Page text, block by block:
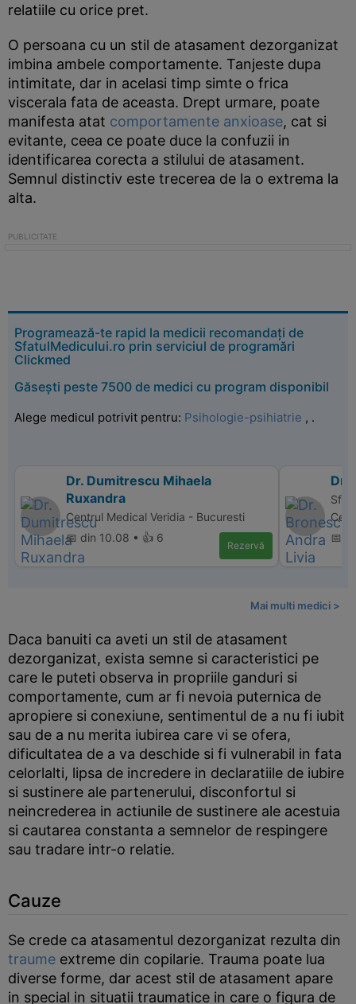
relatiile cu orice pret.
O persoana cu un stil de atasament dezorganizat
imbina ambele comportamente. Tanjeste dupa
intimitate, dar in acelasi timp simte o frica
viscerala fata de aceasta. Drept urmare, poate
manifesta atat comportamente anxioase, cat si
evitante, ceea ce poate duce la confuzii in
identificarea corecta a stilului de atasament.
Semnul distinctiv este trecerea de la o extrema la
alta.
Programează-te rapid la medicii recomandați de
SfatulMedicului.ro prin serviciul de programări
Clickmed
Găsești peste 7500 de medici cu program disponibil
Alege medicul potrivit pentru: Psihologie-psihiatrie , .
Dr. Dumitrescu Mihaela
Ruxandra
Centrul Medical Veridia - Bucuresti
📅 din 10.08 • 👍 6
Rezervă
Dr.
📅
Mai multi medici >
Daca banuiti ca aveti un stil de atasament
dezorganizat, exista semne si caracteristici pe
care le puteti observa in propriile ganduri si
comportamente, cum ar fi nevoia puternica de
apropiere si conexiune, sentimentul de a nu fi iubit
sau de a nu merita iubirea care vi se ofera,
dificultatea de a va deschide si fi vulnerabil in fata
celorlalti, lipsa de incredere in declaratiile de iubire
si sustinere ale partenerului, disconfortul si
neincrederea in actiunile de sustinere ale acestuia
si cautarea constanta a semnelor de respingere
sau tradare intr-o relatie.
Cauze
Se crede ca atasamentul dezorganizat rezulta din
traume extreme din copilarie. Trauma poate lua
diverse forme, dar acest stil de atasament apare
in special in situatii traumatice in care o figura de